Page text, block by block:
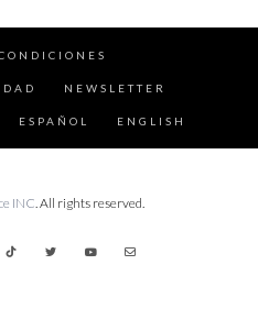
NEWSLETTER
ESPAÑOL ENGLISH
INC. All rights reserved.